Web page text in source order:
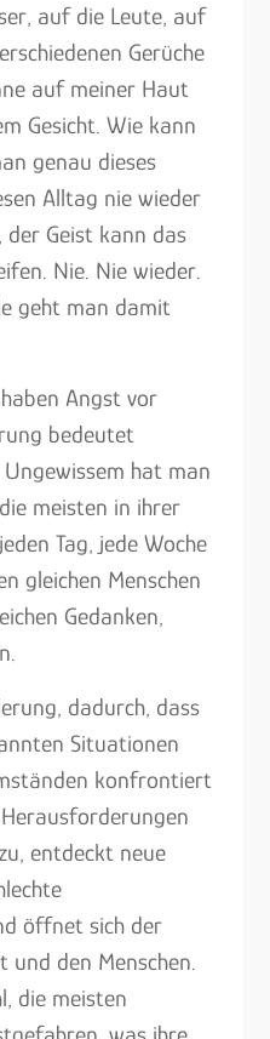
auf die Leute, auf
Gerüche
auf meiner Haut
Gesicht. Wie kann
genau dieses
Alltag nie wieder
der Geist kann das
Nie. Nie wieder.
geht man damit
Angst vor
bedeutet
hat man
meisten in ihrer
Tag, jede Woche
gleichen Menschen
Gedanken,
dadurch, dass
Situationen
konfrontiert
entdeckt neue
öffnet sich der
den Menschen.
die meisten
was ihre